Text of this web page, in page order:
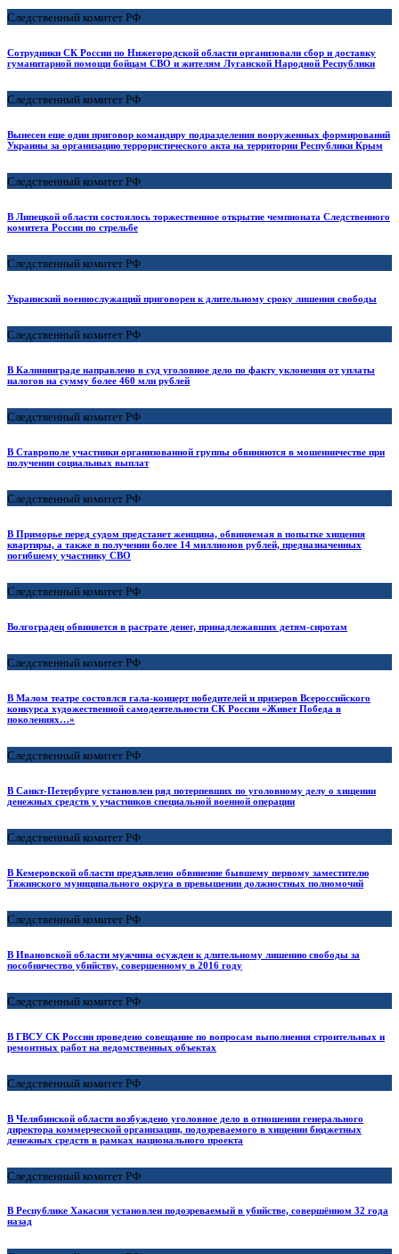
Следственный комитет РФ
Сотрудники СК России по Нижегородской области организовали сбор и доставку
гуманитарной помощи бойцам СВО и жителям Луганской Народной Республики
Следственный комитет РФ
Вынесен еще один приговор командиру подразделения вооруженных формирований
Украины за организацию террористического акта на территории Республики Крым
Следственный комитет РФ
В Липецкой области состоялось торжественное открытие чемпионата Следственного
комитета России по стрельбе
Следственный комитет РФ
Украинский военнослужащий приговорен к длительному сроку лишения свободы
Следственный комитет РФ
В Калининграде направлено в суд уголовное дело по факту уклонения от уплаты
налогов на сумму более 460 млн рублей
Следственный комитет РФ
В Ставрополе участники организованной группы обвиняются в мошенничестве при
получении социальных выплат
Следственный комитет РФ
В Приморье перед судом предстанет женщина, обвиняемая в попытке хищения
квартиры, а также в получении более 14 миллионов рублей, предназначенных
погибшему участнику СВО
Следственный комитет РФ
Волгоградец обвиняется в растрате денег, принадлежавших детям-сиротам
Следственный комитет РФ
В Малом театре состоялся гала-концерт победителей и призеров Всероссийского
конкурса художественной самодеятельности СК России «Живет Победа в
поколениях…»
Следственный комитет РФ
В Санкт-Петербурге установлен ряд потерпевших по уголовному делу о хищении
денежных средств у участников специальной военной операции
Следственный комитет РФ
В Кемеровской области предъявлено обвинение бывшему первому заместителю
Тяжинского муниципального округа в превышении должностных полномочий
Следственный комитет РФ
В Ивановской области мужчина осужден к длительному лишению свободы за
пособничество убийству, совершенному в 2016 году
Следственный комитет РФ
В ГВСУ СК России проведено совещание по вопросам выполнения строительных и
ремонтных работ на ведомственных объектах
Следственный комитет РФ
В Челябинской области возбуждено уголовное дело в отношении генерального
директора коммерческой организации, подозреваемого в хищении бюджетных
денежных средств в рамках национального проекта
Следственный комитет РФ
В Республике Хакасия установлен подозреваемый в убийстве, совершённом 32 года
назад